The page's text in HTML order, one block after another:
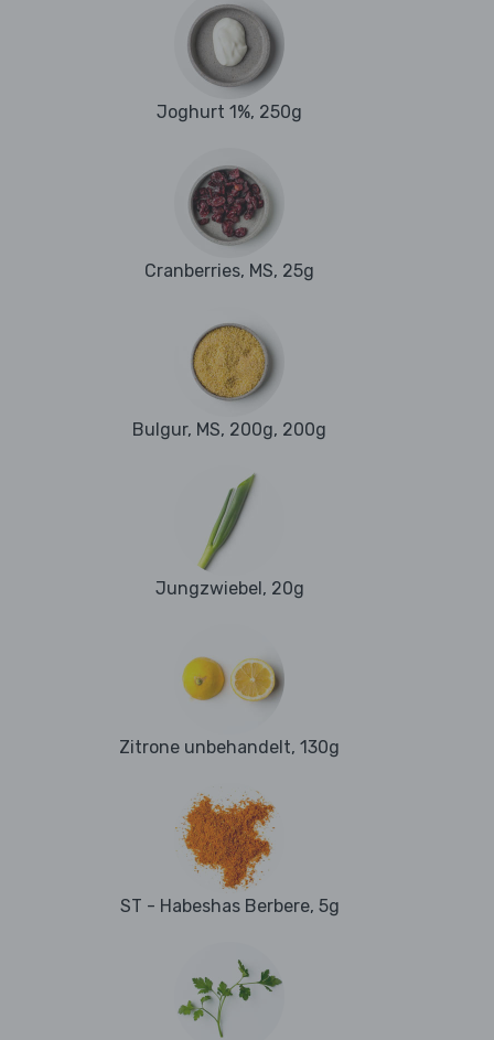
Joghurt 1%, 250g
Cranberries, MS, 25g
Bulgur, MS, 200g, 200g
Jungzwiebel, 20g
Zitrone unbehandelt, 130g
ST - Habeshas Berbere, 5g